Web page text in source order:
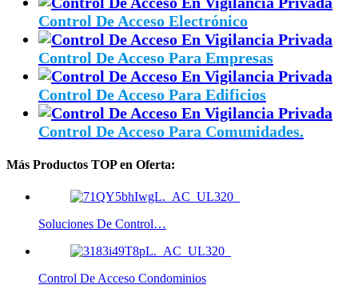
Control De Acceso Electrónico
Control De Acceso Para Empresas
Control De Acceso Para Edificios
Control De Acceso Para Comunidades.
Más Productos TOP en Oferta:
Soluciones De Control…
Control De Acceso Condominios